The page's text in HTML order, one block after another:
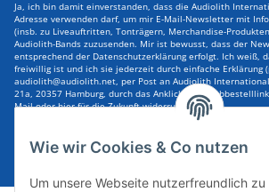
Wie wir Cookies & Co nutzen
Um unsere Webseite nutzerfreundlich
Ja, ich bin damit einverstanden, dass die Audiolith
Adresse verwenden darf, um mir E-Mail-Newsletter mit
(insb. zu Liveauftritten, Tonträgern, Merchandise-
Audiolith-Bands zuzusenden. Mir ist bewusst, dass der
entsprechend der Datenschutzerklärung erfolgt. Ich weiß,
freiwillig ist und ich sie jederzeit durch einfache Erklärung
audiolith@audiolith.net, per Post an Audiolith International
21a, 20357 Hamburg, durch das Anklicken des
Mail oder hier für die Zukunft widerrufen kann.